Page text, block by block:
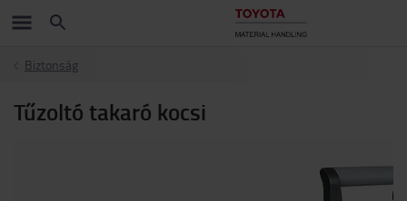
Biztonság
Tűzoltó takaró kocsi